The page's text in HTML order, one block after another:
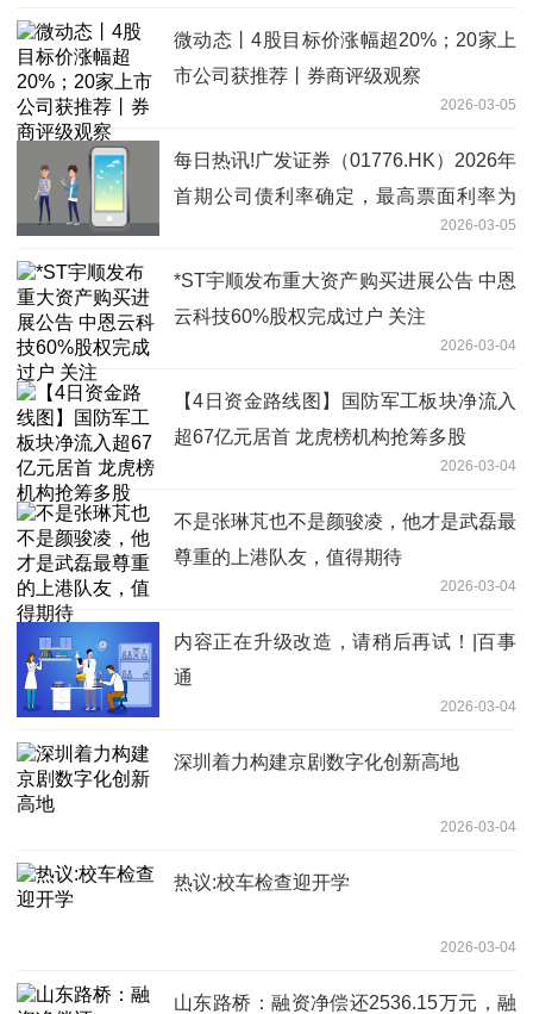
微动态丨4股目标价涨幅超20%；20家上
市公司获推荐丨券商评级观察
2026-03-05
每日热讯!广发证券（01776.HK）2026年
首期公司债利率确定，最高票面利率为
2026-03-05
*ST宇顺发布重大资产购买进展公告 中恩
云科技60%股权完成过户 关注
2026-03-04
【4日资金路线图】国防军工板块净流入
超67亿元居首 龙虎榜机构抢筹多股
2026-03-04
不是张琳芃也不是颜骏凌，他才是武磊最
尊重的上港队友，值得期待
2026-03-04
内容正在升级改造，请稍后再试！|百事
通
2026-03-04
深圳着力构建京剧数字化创新高地
2026-03-04
热议:校车检查迎开学
2026-03-04
山东路桥：融资净偿还2536.15万元，融